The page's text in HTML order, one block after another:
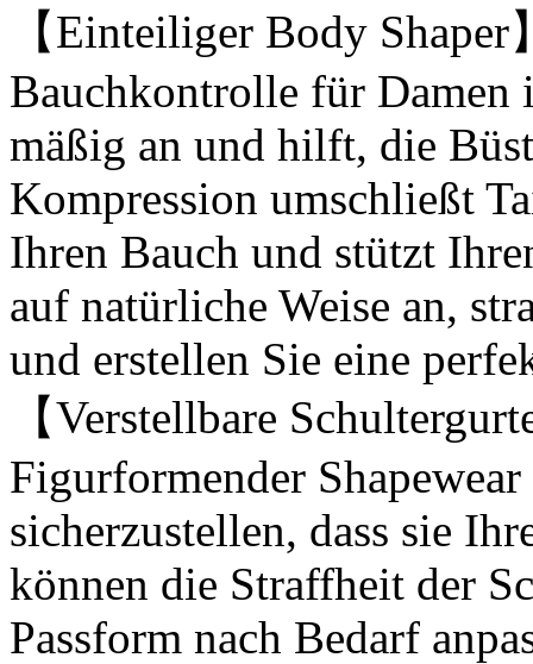
【Einteiliger Body
Bauchkontrolle für Damen
mäßig an und hilft, die
Kompression umschließt
Ihren Bauch und stützt
auf natürliche Weise an,
und erstellen Sie eine
【Verstellbare
Figurformender
sicherzustellen, dass sie
können die Straffheit der
Passform nach Bedarf